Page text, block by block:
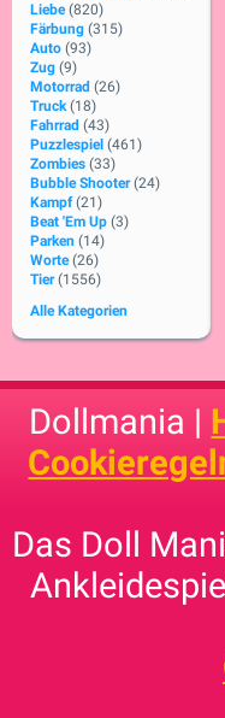
Liebe (820)
Färbung (315)
Auto (93)
Zug (9)
Motorrad (26)
Truck (18)
Fahrrad (43)
Puzzlespiel (461)
Zombies (33)
Bubble Shooter (24)
Kampf (21)
Beat 'Em Up (3)
Parken (14)
Worte (26)
Tier (1556)
Alle Kategorien
Dollmania |
Das Doll